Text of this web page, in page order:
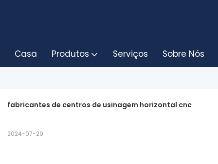
Casa Produtos Serviços Sobre Nós
fabricantes de centros de usinagem horizontal cnc
2024-07-29